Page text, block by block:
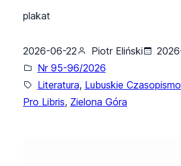
plakat
2026-06-22 Piotr Eliński
Nr 95-96/2026
Literatura, Lubuskie
Pro Libris, Zielona Góra